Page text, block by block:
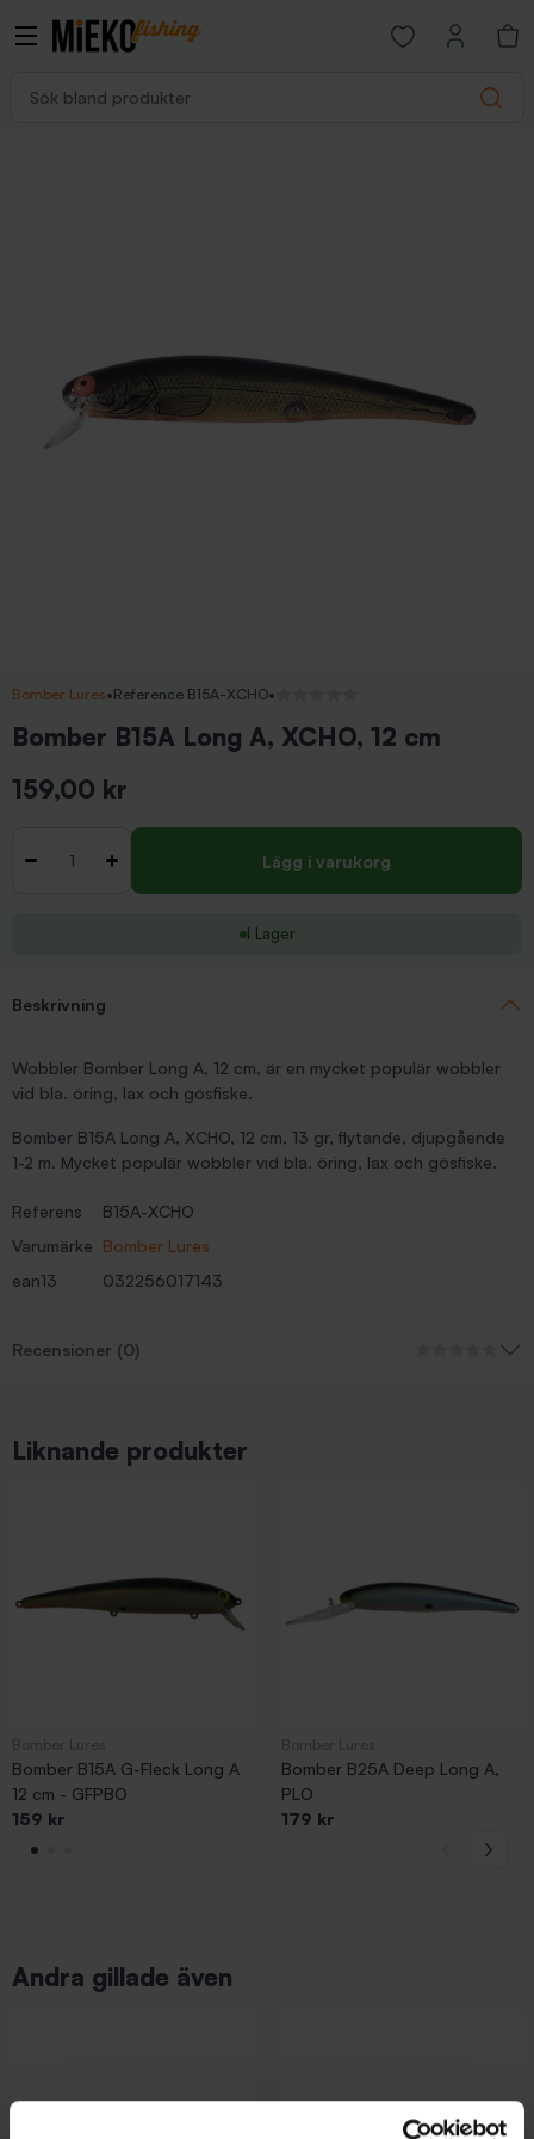
Search
Open favorites
Bomber Lures•Reference B15A-XCHO•
Bomber B15A Long A, XCHO, 12 cm
159,00 kr
- + Lägg i varukorg
I Lager
Beskrivning
Wobbler Bomber Long A, 12 cm, är en mycket populär wobbler
vid bla. öring, lax och gösfiske.
Bomber B15A Long A, XCHO, 12 cm, 13 gr, flytande, djupgående
1-2 m. Mycket populär wobbler vid bla. öring, lax och gösfiske.
Referens
B15A-XCHO
Varumärke Bomber Lures
ean13
032256017143
Recensioner (0)
Liknande produkter
Bomber B15A G-Fleck Long A
12 cm - GFPBO
159 kr
Bomber B25A Deep Long A,
PLO
179 kr
Andra gillade även